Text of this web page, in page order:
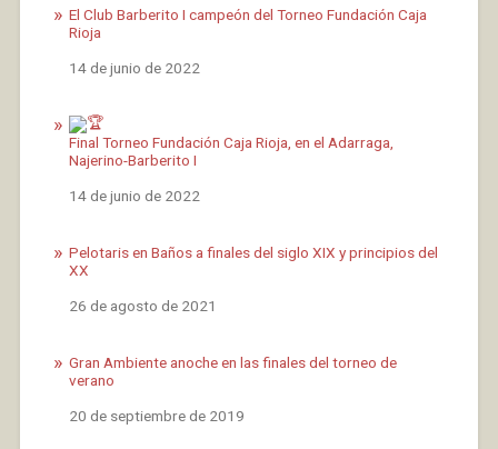
El Club Barberito I campeón del Torneo Fundación Caja
Rioja
Fecha
14 de junio de 2022
Final Torneo Fundación Caja Rioja, en el Adarraga,
Najerino-Barberito I
Fecha
14 de junio de 2022
Pelotaris en Baños a finales del siglo XIX y principios del
XX
Fecha
26 de agosto de 2021
Gran Ambiente anoche en las finales del torneo de
verano
Fecha
20 de septiembre de 2019